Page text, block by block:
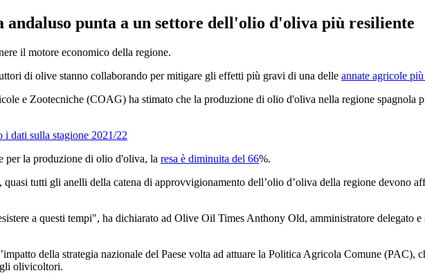
punta a un settore dell'olio d'oliva più resiliente
il motore economico della regione.
di olive stanno collaborando per mitigare gli effetti più gravi di una delle annate agricole
e Zootecniche (COAG) ha stimato che la produzione di olio d'oliva nella regione spagnola
i dati sulla stagione 2021/22
per la produzione di olio d'oliva, la resa è diminuita del 66%.
tutti gli anelli della catena di approvvigionamento dell’olio d’oliva della regione devono
a questi tempi", ha dichiarato ad Olive Oil Times Anthony Old, amministratore delegato e
della strategia nazionale del Paese volta ad attuare la Politica Agricola Comune (PAC),
olivicoltori.